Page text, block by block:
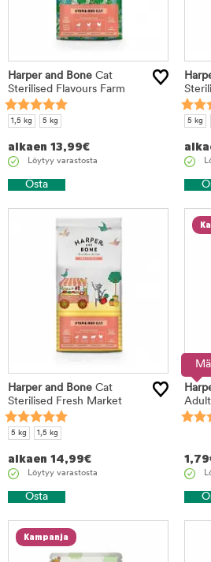
Harper and Bone Cat
Sterilised Flavours Farm
1,5 kg 5 kg
alkaen 13,99€
Löytyy varastosta
Osta
5 kg
Harper and Bone Cat
Sterilised Fresh Market
5 kg 1,5 kg
alkaen 14,99€
Löytyy varastosta
Osta
1,79
Kampanja